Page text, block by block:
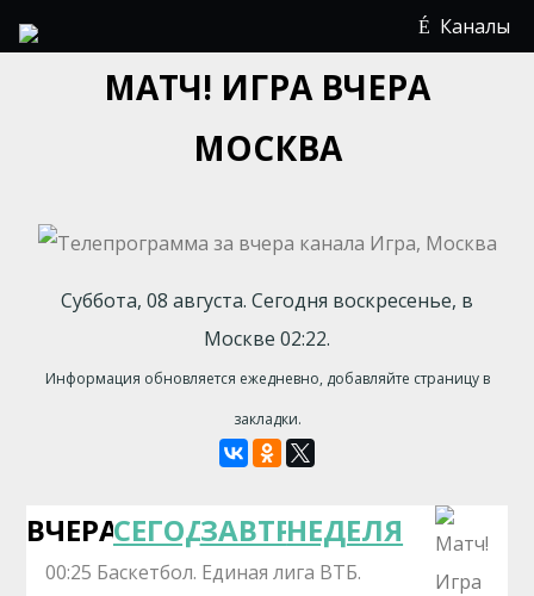
Каналы
МАТЧ! ИГРА ВЧЕРА
МОСКВА
Суббота, 08 августа. Сегодня воскресенье, в
Москве 02:22.
Информация обновляется ежедневно, добавляйте страницу в
закладки.
ВЧЕРАСЕГОДНЯЗАВТРАНЕДЕЛЯ
00:25 Баскетбол. Единая лига ВТБ.